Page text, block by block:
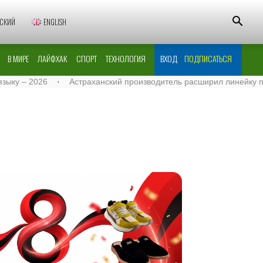
ENGLISH
В МИРЕ ЛАЙФХАК СПОРТ ТЕХНОЛОГИЯ ВХОД ПОДПИСАТЬСЯ
· Астраханский производитель расширил линейку